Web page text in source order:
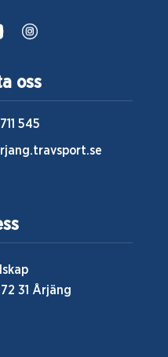
oss
545
31 Årjäng